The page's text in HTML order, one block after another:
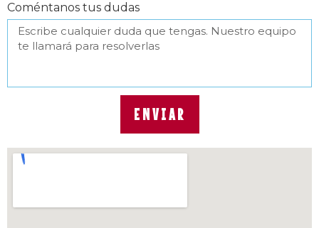
Coméntanos tus dudas
ENVIAR